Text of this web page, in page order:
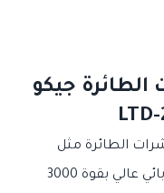
جيكو
الطائرة مثل
الناموس والذباب باستخدام تيار كهربائي عالي بقوة 3000